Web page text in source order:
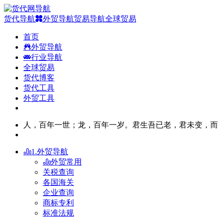
货代导航 外贸导航贸易导航全球贸易
首页
外贸导航
行业导航
全球贸易
货代博客
货代工具
外贸工具
人，百年一世；龙，百年一岁。君生吾已老，君未变，
1.外贸导航
外贸常用
关税查询
各国海关
企业查询
商标专利
标准法规